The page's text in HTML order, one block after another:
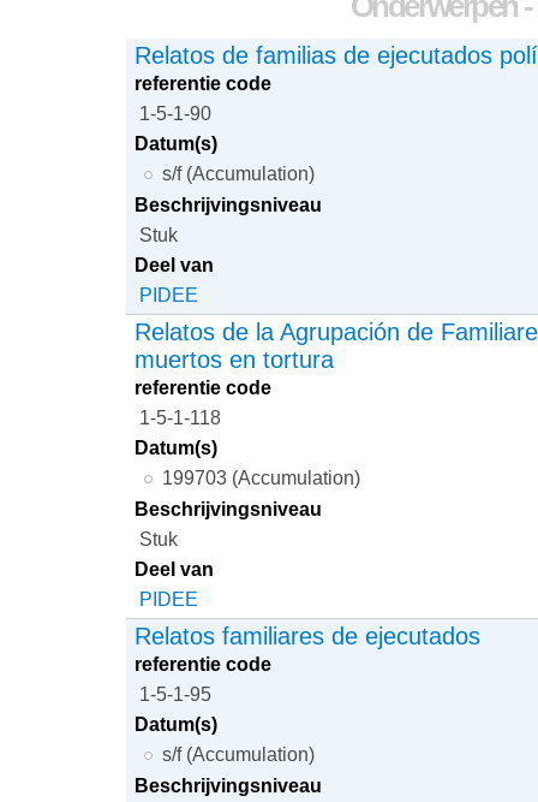
Relatos de familias de ejecutados
referentie code
1-5-1-90
Datum(s)
s/f (Accumulation)
Beschrijvingsniveau
Stuk
Deel van
PIDEE
Relatos de la Agrupación de
muertos en tortura
referentie code
1-5-1-118
Datum(s)
199703 (Accumulation)
Beschrijvingsniveau
Stuk
Deel van
PIDEE
Relatos familiares de ejecutados
referentie code
1-5-1-95
Datum(s)
s/f (Accumulation)
Beschrijvingsniveau